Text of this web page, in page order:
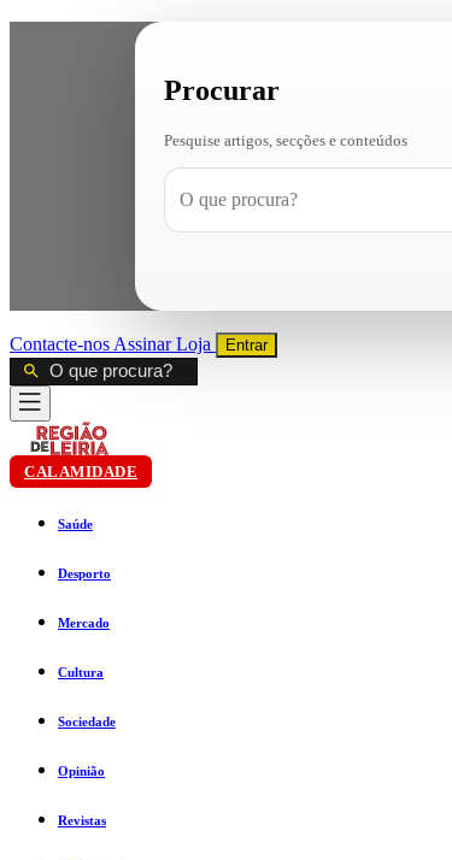
Procurar
Pesquise artigos, secções e conteúdos
Contacte-nos AssinarLoja Entrar
CALAMIDADE
Saúde
Desporto
Mercado
Cultura
Sociedade
Opinião
Revistas